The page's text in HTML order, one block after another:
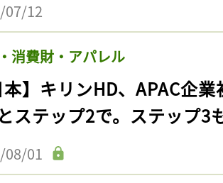
07/12
消費財・アパレル
本】キリンHD、APAC企
ステップ2で。ステップ3
08/01
記事をお気に入りに